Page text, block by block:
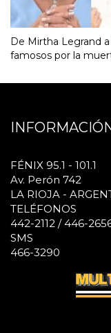
De Mirtha Legrand
famosos por la
FÉNIX 95.1 - 101.1
Av. Perón 742
LA RIOJA -
TELÉFONOS
442-2112 / 446-
SMS
466-3290